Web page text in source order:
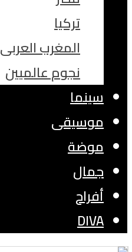
تركيا
المغرب العربى
نجوم عالميين
سينما
موسيقى
موضة
جمال
أفراح
DIVA